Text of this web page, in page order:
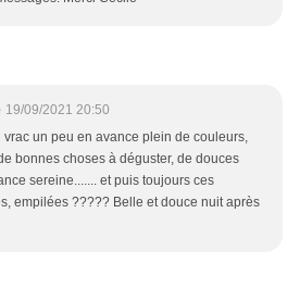
19/09/2021 20:50
vrac un peu en avance plein de couleurs,
bonnes choses à déguster, de douces
sereine....... et puis toujours ces
empilées ????? Belle et douce nuit après